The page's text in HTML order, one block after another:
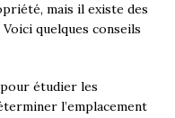
mais il existe des
quelques conseils
étudier les
l’emplacement